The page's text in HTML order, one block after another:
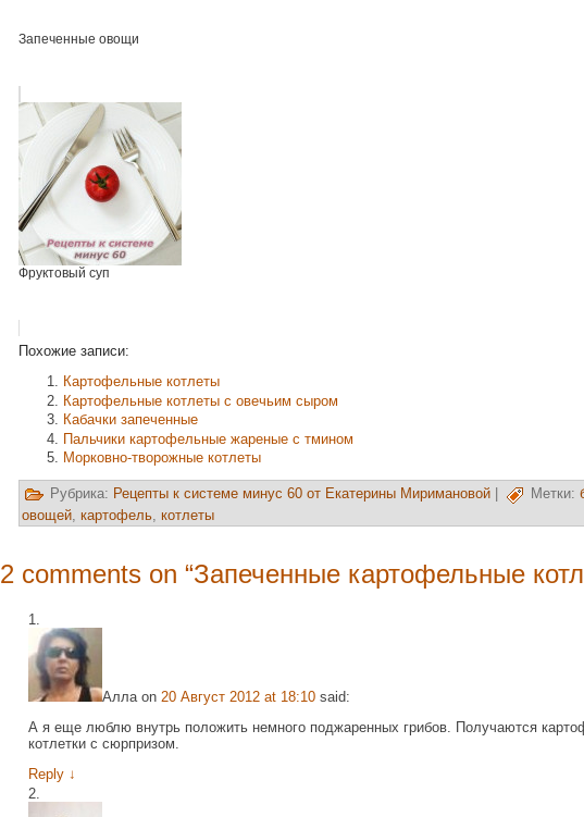
Запеченные овощи
Фруктовый суп
Похожие записи:
Картофельные котлеты
Картофельные котлеты с овечьим сыром
Кабачки запеченные
Пальчики картофельные жареные с тмином
Морковно-творожные котлеты
Рубрика: Рецепты к системе минус 60 от Екатерины Миримановой Метки:
овощей, картофель, котлеты
2 comments on “Запеченные картофельные
Аллаon 20 Август 2012 at 18:10 said:
А я еще люблю внутрь положить немного поджаренных грибов. Получаются
котлетки с сюрпризом.
Reply ↓